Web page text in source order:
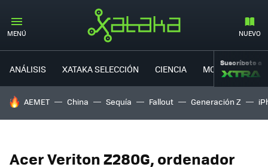
MENÚ NUEVO
ANÁLISIS XATAKA SELECCIÓN CIENCIA MOVILIDAD
Suscríbete a
HOY SE HABLA DE
AEMET China Sequía Fallout Generación Z
Acer Veriton Z280G, ordenador